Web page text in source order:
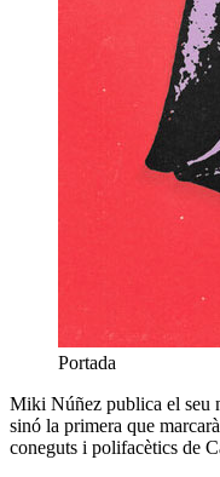
Portada
Miki Núñez publica el seu
sinó la primera que
coneguts i polifacètics de